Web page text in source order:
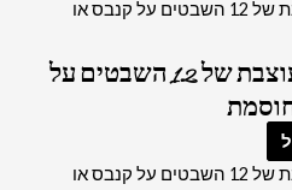
2740 – תמונה מעוצבת של 12 השבטים על